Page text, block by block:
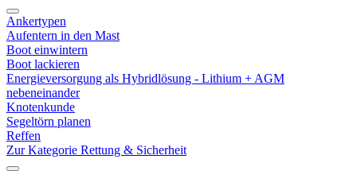
Ankertypen
Aufentern in den Mast
Boot einwintern
Boot lackieren
Energieversorgung als Hybridlösung - Lithium + AGM
nebeneinander
Knotenkunde
Segeltörn planen
Reffen
Zur Kategorie Rettung & Sicherheit